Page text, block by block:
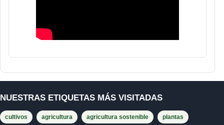
NUESTRAS ETIQUETAS MÁS VISITADAS
cultivos agricultura agricultura sostenible plantas